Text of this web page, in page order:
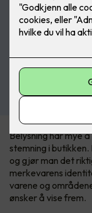
Belysning har mye
stemning i
og gjør man det
merkevarens
varene og
ønsker å vise frem.